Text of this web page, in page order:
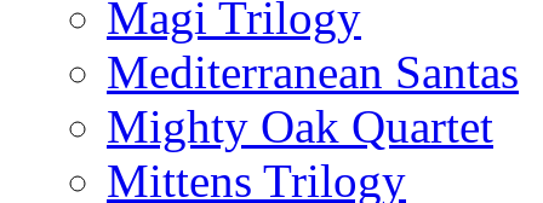
Magi Trilogy
Mediterranean Santas
Mighty Oak Quartet
Mittens Trilogy